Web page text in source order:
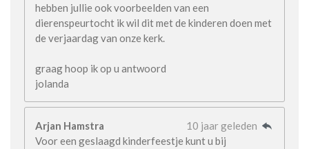
hebben jullie ook voorbeelden van een
dierenspeurtocht ik wil dit met de kinderen doen met
de verjaardag van onze kerk.
graag hoop ik op u antwoord
jolanda
Arjan Hamstra
10 jaar geleden
Voor een geslaagd kinderfeestje kunt u bij